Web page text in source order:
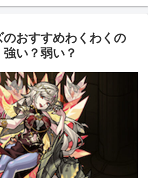
のおすすめわくわくの
い？弱い？